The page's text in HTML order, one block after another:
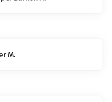
M.